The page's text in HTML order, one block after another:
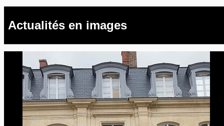
Actualités en images